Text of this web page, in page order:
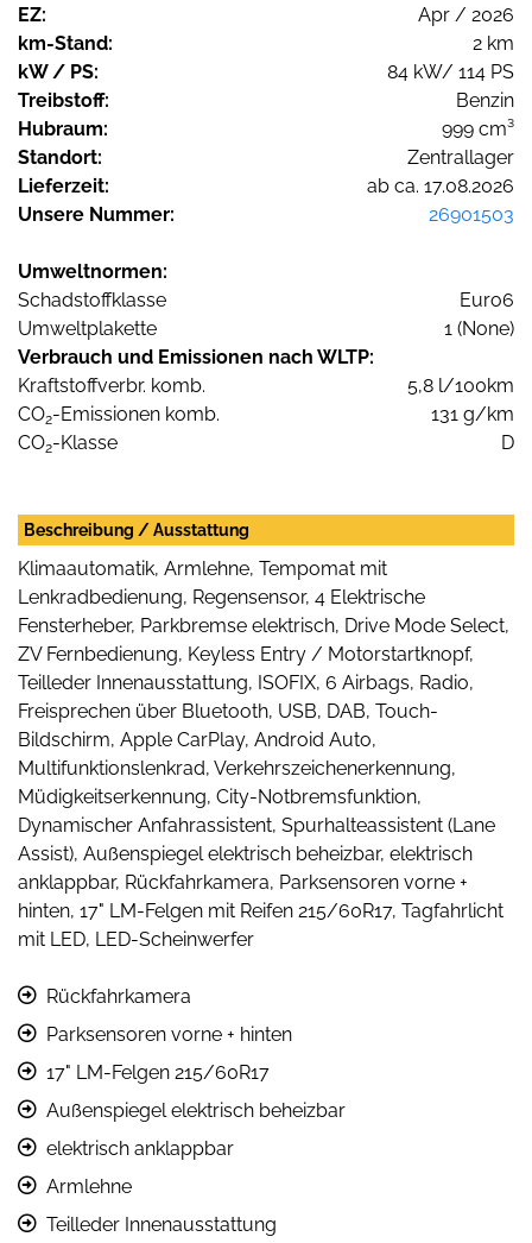
EZ:
Apr / 2026
km-Stand:
2 km
kW / PS:
84 kW/ 114 PS
Treibstoff:
Benzin
Hubraum:
999 cm³
Standort:
Zentrallager
Lieferzeit:
ab ca. 17.08.2026
Unsere Nummer:
26901503
Umweltnormen:
Schadstoffklasse
Euro6
Umweltplakette
1 (None)
Verbrauch und Emissionen nach WLTP:
Kraftstoffverbr. komb.
5,8 l/100km
CO2-Emissionen komb.
131 g/km
CO2-Klasse D
Beschreibung / Ausstattung
Klimaautomatik, Armlehne, Tempomat mit
Lenkradbedienung, Regensensor, 4 Elektrische
Fensterheber, Parkbremse elektrisch, Drive Mode Select,
ZV Fernbedienung, Keyless Entry / Motorstartknopf,
Teilleder Innenausstattung, ISOFIX, 6 Airbags, Radio,
Freisprechen über Bluetooth, USB, DAB, Touch-
Bildschirm, Apple CarPlay, Android Auto,
Multifunktionslenkrad, Verkehrszeichenerkennung,
Müdigkeitserkennung, City-Notbremsfunktion,
Dynamischer Anfahrassistent, Spurhalteassistent (Lane
Assist), Außenspiegel elektrisch beheizbar, elektrisch
anklappbar, Rückfahrkamera, Parksensoren vorne +
hinten, 17" LM-Felgen mit Reifen 215/60R17, Tagfahrlicht
mit LED, LED-Scheinwerfer
Rückfahrkamera
Parksensoren vorne + hinten
17" LM-Felgen 215/60R17
Außenspiegel elektrisch beheizbar
elektrisch anklappbar
Armlehne
Teilleder Innenausstattung